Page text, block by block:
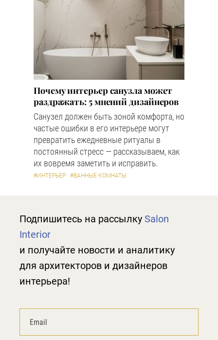
Почему интерьер санузла может
раздражать: 5 мнений дизайнеров
Санузел должен быть зоной комфорта, но
частые ошибки в его интерьере могут
превратить ежедневные ритуалы в
постоянный стресс — рассказываем, как
их вовремя заметить и исправить.
#ИНТЕРЬЕР #ВАННЫЕ КОМНАТЫ
Подпишитесь на рассылку Salon
Interior
и получайте новости и аналитику
для архитекторов и дизайнеров
интерьера!